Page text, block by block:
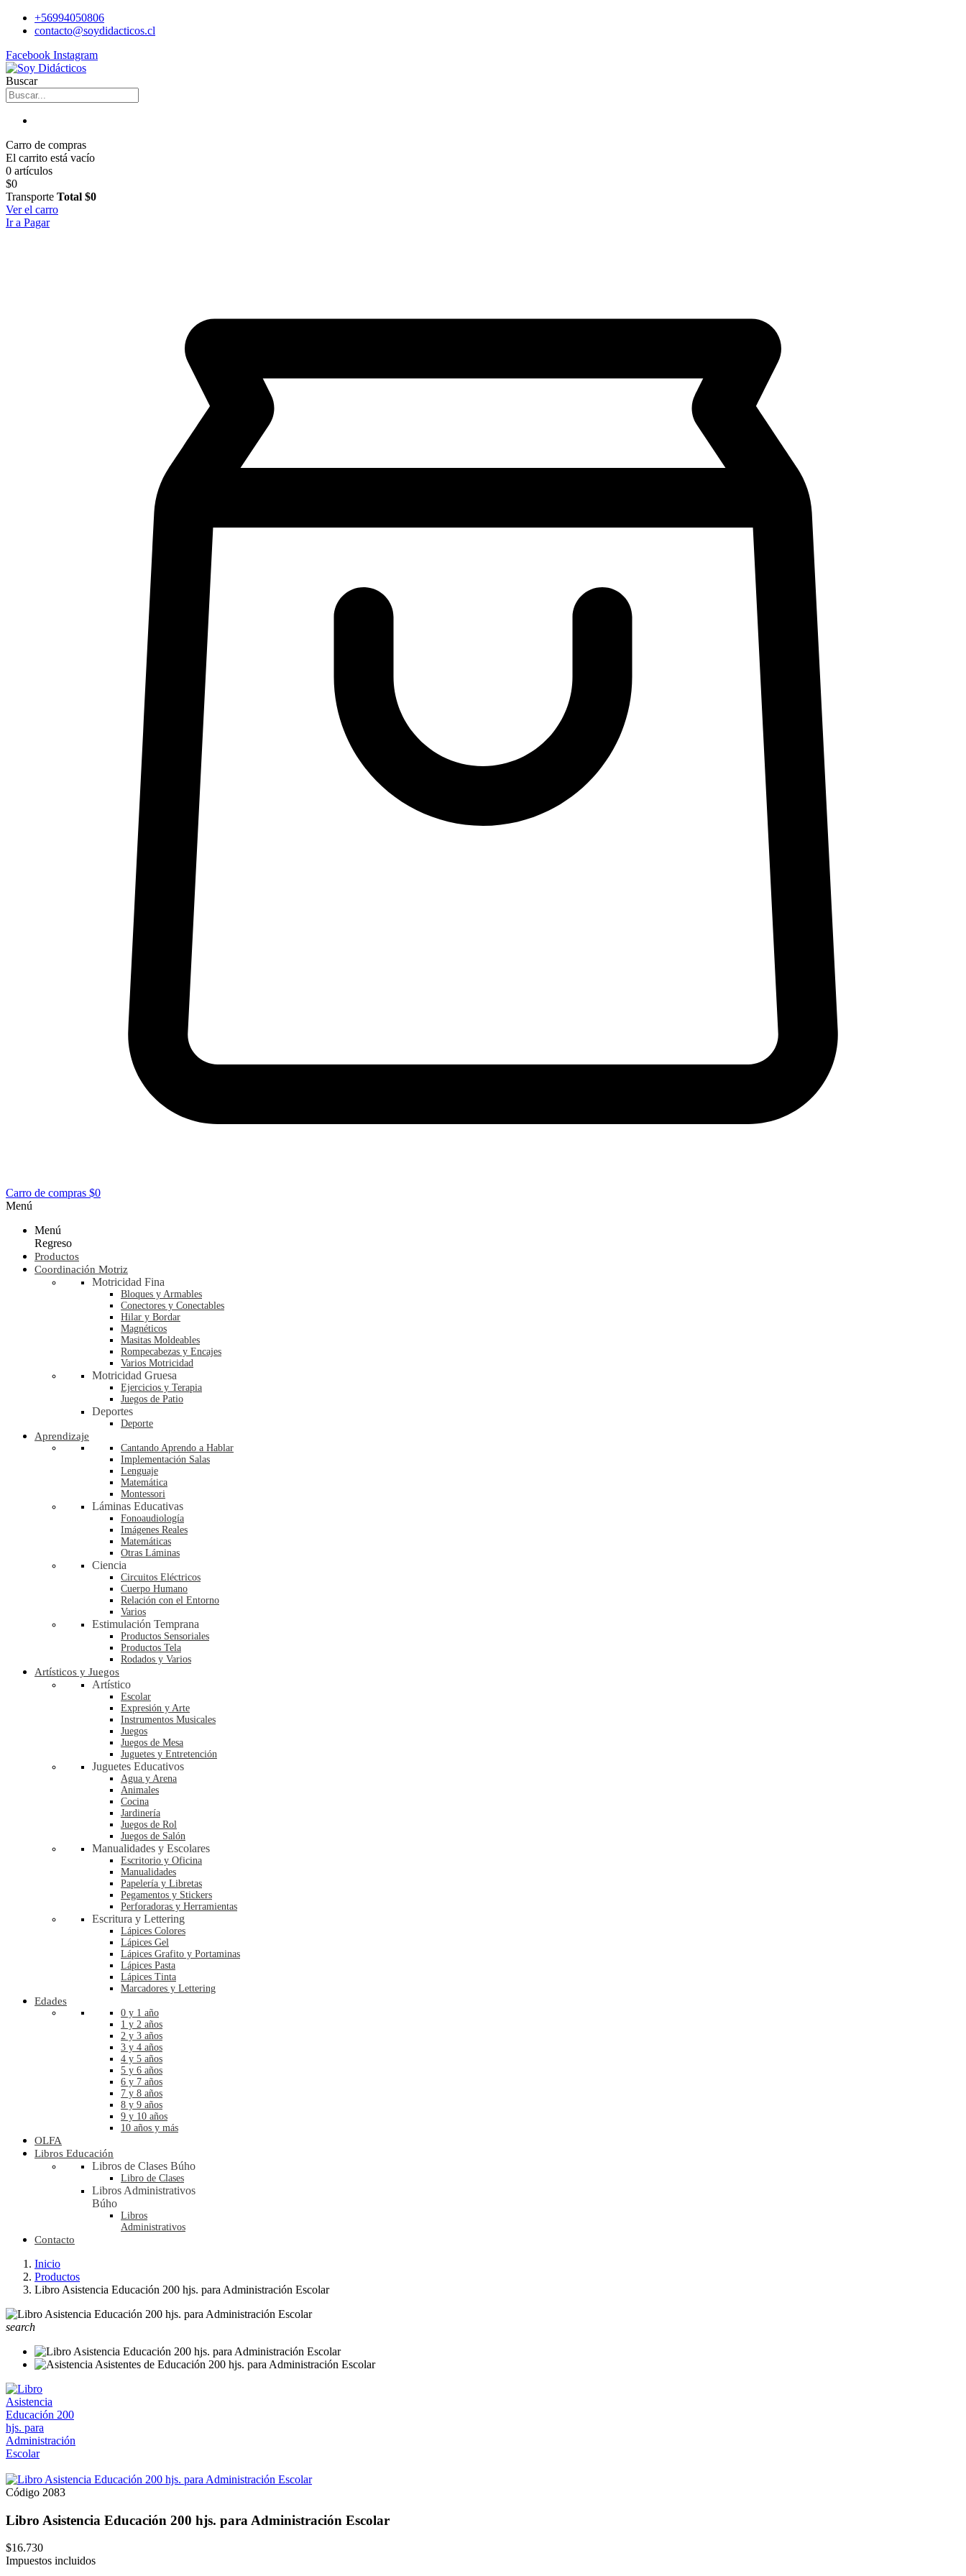
+56994050806
contacto@soydidacticos.cl
Facebook Instagram
Buscar
Carro de compras
El carrito está vacío
0 artículos
$0
Transporte Total $0
Ver el carro
Ir a Pagar
Carro de compras $0
Menú
Menú
Regreso
Productos
Coordinación Motriz
Motricidad Fina
Bloques y Armables
Conectores y Conectables
Hilar y Bordar
Magnéticos
Masitas Moldeables
Rompecabezas y Encajes
Varios Motricidad
Motricidad Gruesa
Ejercicios y Terapia
Juegos de Patio
Deportes
Deporte
Aprendizaje
Cantando Aprendo a Hablar
Implementación Salas
Lenguaje
Matemática
Montessori
Láminas Educativas
Fonoaudiología
Imágenes Reales
Matemáticas
Otras Láminas
Ciencia
Circuitos Eléctricos
Cuerpo Humano
Relación con el Entorno
Varios
Estimulación Temprana
Productos Sensoriales
Productos Tela
Rodados y Varios
Artísticos y Juegos
Artístico
Escolar
Expresión y Arte
Instrumentos Musicales
Juegos
Juegos de Mesa
Juguetes y Entretención
Juguetes Educativos
Agua y Arena
Animales
Cocina
Jardinería
Juegos de Rol
Juegos de Salón
Manualidades y Escolares
Escritorio y Oficina
Manualidades
Papelería y Libretas
Pegamentos y Stickers
Perforadoras y Herramientas
Escritura y Lettering
Lápices Colores
Lápices Gel
Lápices Grafito y Portaminas
Lápices Pasta
Lápices Tinta
Marcadores y Lettering
Edades
0 y 1 año
1 y 2 años
2 y 3 años
3 y 4 años
4 y 5 años
5 y 6 años
6 y 7 años
7 y 8 años
8 y 9 años
9 y 10 años
10 años y más
OLFA
Libros Educación
Libros de Clases Búho
Libro de Clases
Libros Administrativos
Búho
Libros
Administrativos
Contacto
Inicio
Productos
Libro Asistencia Educación 200 hjs. para Administración Escolar
search
Código 2083
Libro Asistencia Educación 200 hjs. para Administración Escolar
$16.730
Impuestos incluidos